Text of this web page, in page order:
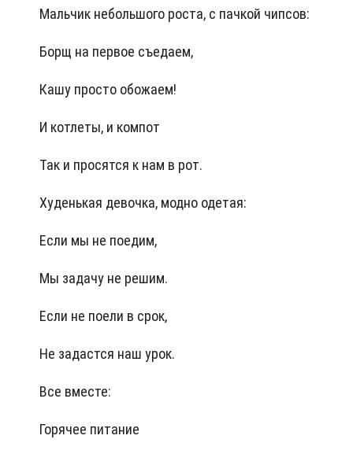
Мальчик небольшого роста, с пачкой чипсов:
Борщ на первое съедаем,
Кашу просто обожаем!
И котлеты, и компот
Так и просятся к нам в рот.
Худенькая девочка, модно одетая:
Если мы не поедим,
Мы задачу не решим.
Если не поели в срок,
Не задастся наш урок.
Все вместе:
Горячее питание